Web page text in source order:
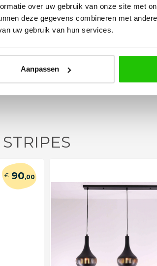
over uw gebruik van onze site met
deze gegevens combineren met
uw gebruik van hun services.
Aanpassen
met totaal 11 mondgeblazen
kappen. Dit was zeer goed
verpakt geleverd. Wij bevelen dit
€90,00